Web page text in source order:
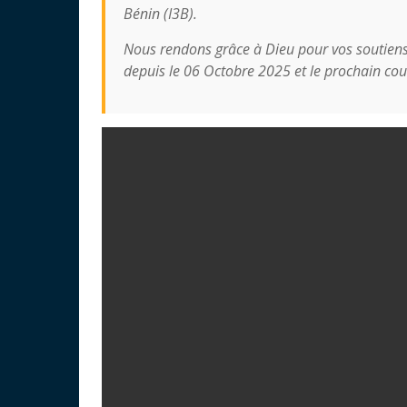
Bénin (I3B).
Nous rendons grâce à Dieu pour vos
depuis le 06 Octobre 2025 et le prochain